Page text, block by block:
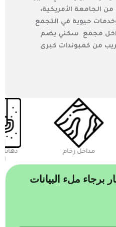
الجامعة الأمريكية،
حيوية في التجمع
داخل مجمع سكني يضم
من كمبوندات كبرى
مداخل رخام
برجاء ملء البيانات